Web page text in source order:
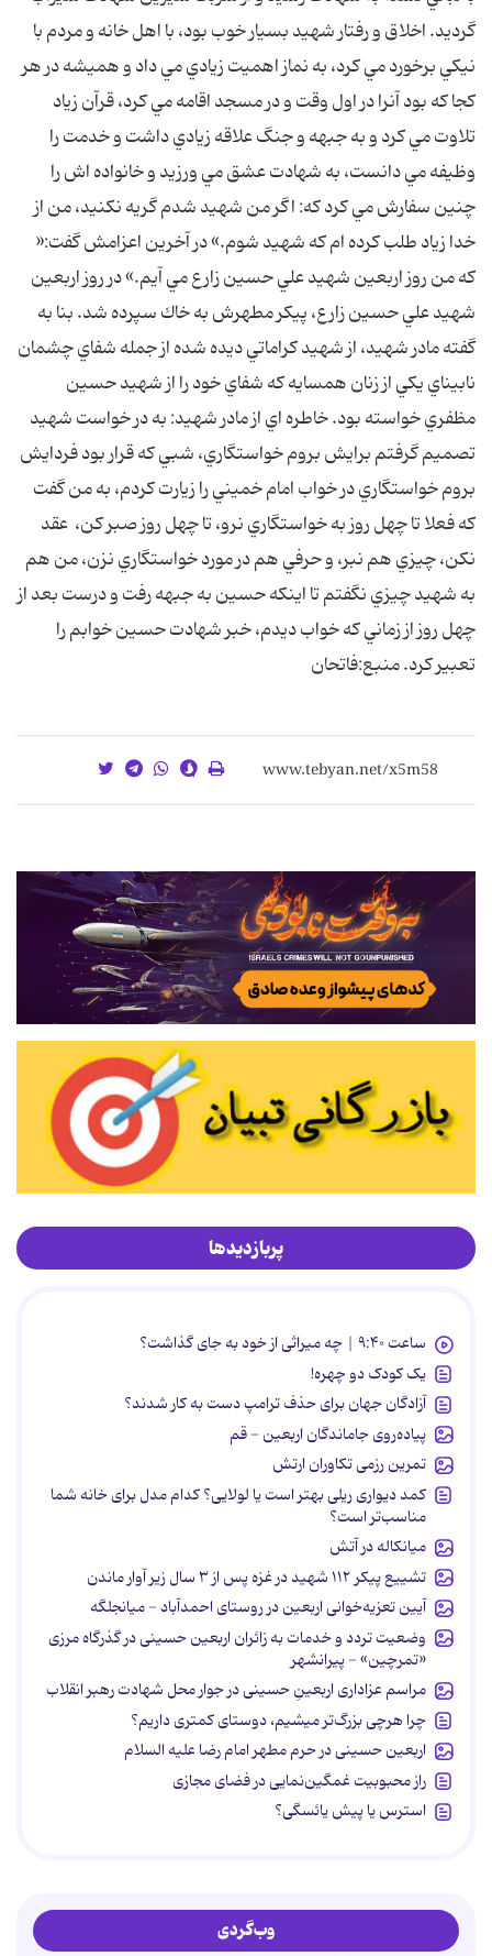
گرديد. اخلاق و رفتار شهيد بسيار خوب بود، با اهل خانه و مردم با
نيكي برخورد مي كرد، به نماز اهميت زيادي مي داد و هميشه در هر
كجا كه بود آنرا در اول وقت و در مسجد اقامه مي كرد، قرآن زياد
تلاوت مي كرد و به جبهه و جنگ علاقه زيادي داشت و خدمت را
وظيفه مي دانست، به شهادت عشق مي ورزيد و خانواده اش را
چنين سفارش مي كرد كه: اگر من شهيد شدم گريه نكنيد، من از
خدا زياد طلب كرده ام كه شهيد شوم.» در آخرين اعزامش گفت:«
كه من روز اربعين شهيد علي حسين زارع مي آيم.» در روز اربعين
شهيد علي حسين زارع، پيكر مطهرش به خاك سپرده شد. بنا به
گفته مادر شهيد، از شهيد كراماتي ديده شده از جمله شفاي چشمان
نابيناي يكي از زنان همسايه كه شفاي خود را از شهيد حسين
مظفري خواسته بود. خاطره اي از مادر شهيد: به در خواست شهيد
تصميم گرفتم برايش بروم خواستگاري، شبي كه قرار بود فردايش
بروم خواستگاري در خواب امام خميني را زيارت كردم، به من گفت
كه فعلا تا چهل روز به خواستگاري نرو، تا چهل روز صبر كن، عقد
نكن، چيزي هم نبر، و حرفي هم در مورد خواستگاري نزن، من هم
به شهيد چيزي نگفتم تا اينكه حسين به جبهه رفت و درست بعد از
چهل روز از زماني كه خواب ديدم، خبر شهادت حسين خوابم را
تعبير كرد. منبع:فاتحان
پربازدیدها
ساعت ۹:۴۰ | چه میراثی از خود به جای گذاشت؟
یک کودک دو چهره!
آزادگان جهان برای حذف ترامپ دست به کار شدند؟
پیاده‌روی جاماندگان اربعین - قم
تمرین رزمی تکاوران ارتش
کمد دیواری ریلی بهتر است یا لولایی؟ کدام مدل برای خانه شما
مناسب‌تر است؟
میانکاله در آتش
تشییع پیکر ۱۱۲ شهید در غزه پس از ۳ سال زیر آوار ماندن
آیین تعزیه‌خوانی اربعین در روستای احمدآباد - میانجلگه
وضعیت تردد و خدمات به زائران اربعین حسینی در گذرگاه مرزی
«تمرچین» - پیرانشهر
مراسم عزاداری اربعینِ حسینی در جوار محل شهادت رهبر انقلاب
چرا هرچی بزرگ‌تر میشیم، دوستای کمتری داریم؟
اربعین حسینی در حرم مطهر امام رضا علیه السلام
راز محبوبیت غمگین‌نمایی در فضای مجازی
استرس یا پیش یائسگی؟
وب‌گردی